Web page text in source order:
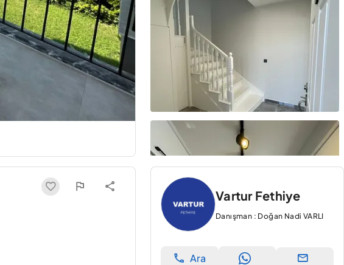
Vartur Fethiye
Danışman : Doğan Nadi VARLI
Ara